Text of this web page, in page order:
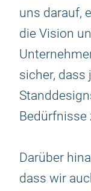
uns darauf,
die Vision
sicher, dass
Darüber
dass wir